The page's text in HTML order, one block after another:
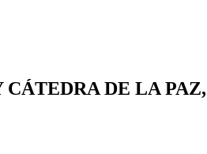
DE LA PAZ,